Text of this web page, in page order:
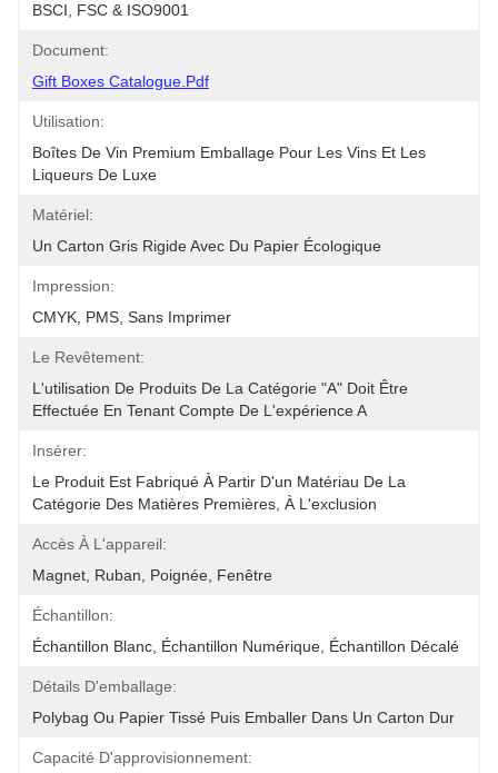
BSCI, FSC & ISO9001
Document:
Gift Boxes Catalogue.pdf
Utilisation:
Boîtes De Vin Premium Emballage Pour Les Vins Et Les
Liqueurs De Luxe
Matériel:
Un Carton Gris Rigide Avec Du Papier Écologique
Impression:
CMYK, PMS, Sans Imprimer
Le Revêtement:
L'utilisation De Produits De La Catégorie "A" Doit Être
Effectuée En Tenant Compte De L'expérience A
Insérer:
Le Produit Est Fabriqué À Partir D'un Matériau De La
Catégorie Des Matières Premières, À L'exclusion
Accès À L'appareil:
Magnet, Ruban, Poignée, Fenêtre
Échantillon:
Échantillon Blanc, Échantillon Numérique, Échantillon Décalé
Détails D'emballage:
Polybag Ou Papier Tissé Puis Emballer Dans Un Carton Dur
Capacité D'approvisionnement: